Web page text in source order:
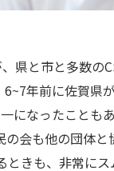
県と市と多数
年前に佐賀県
になったこともあ
会も他の団体
きも、非常にス